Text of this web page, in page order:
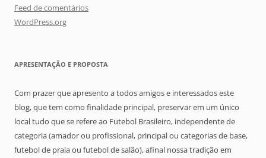
Feed de comentários
WordPress.org
APRESENTAÇÃO E PROPOSTA
Com prazer que apresento a todos amigos e interessados este
blog, que tem como finalidade principal, preservar em um único
local tudo que se refere ao Futebol Brasileiro, independente de
categoria (amador ou profissional, principal ou categorias de base,
futebol de praia ou futebol de salão), afinal nossa tradição em